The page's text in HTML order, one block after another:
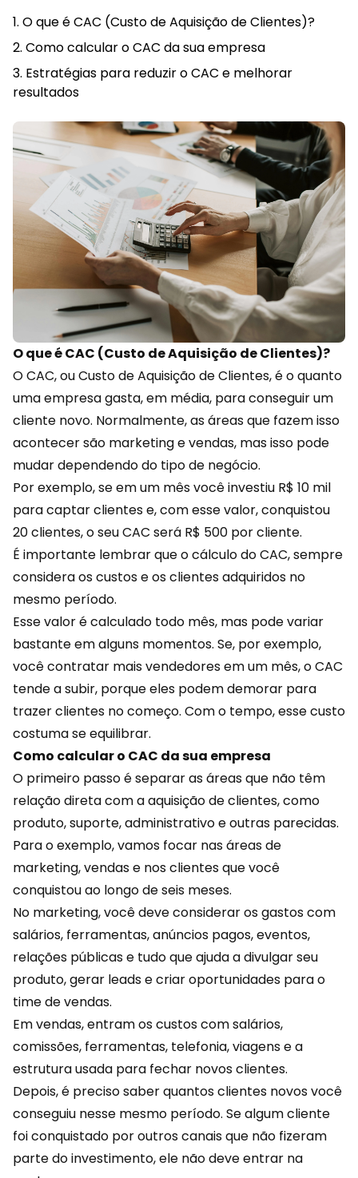
O que é CAC (Custo de Aquisição de Clientes)?
Como calcular o CAC da sua empresa
Estratégias para reduzir o CAC e melhorar
resultados
O que é CAC (Custo de Aquisição de Clientes)?
O CAC, ou Custo de Aquisição de Clientes, é o quanto
uma empresa gasta, em média, para conseguir um
cliente novo. Normalmente, as áreas que fazem isso
acontecer são marketinge vendas, mas isso pode
mudar dependendo do tipo de negócio.
Por exemplo, se em um mês você investiu R$ 10 mil
para captar clientes e, com esse valor, conquistou
20 clientes, o seu CAC será R$ 500 por cliente.
É importante lembrar que o cálculo do CAC, sempre
considera os custos e os clientes adquiridos no
mesmo período.
Esse valor é calculado todo mês, mas pode variar
bastante em alguns momentos. Se, por exemplo,
você contratar mais vendedores em um mês, o CAC
tende a subir, porque eles podem demorar para
trazer clientes no começo. Com o tempo, esse custo
costuma se equilibrar.
Como calcular o CAC da sua empresa
O primeiro passo é separar as áreas que não têm
relação direta com a aquisição de clientes, como
produto, suporte, administrativo e outras parecidas.
Para o exemplo, vamos focar nas áreas de
marketing, vendas e nos clientes que você
conquistou ao longo de seis meses.
No marketing, você deve considerar os gastos com
salários, ferramentas, anúncios pagos, eventos,
relações públicas e tudo que ajuda a divulgar seu
produto,gerar leadse criar oportunidades para o
time de vendas.
Em vendas, entram os custos com salários,
comissões, ferramentas, telefonia, viagens e a
estrutura usada para fechar novos clientes.
Depois, é preciso saber quantos clientes novos você
conseguiu nesse mesmo período. Se algum cliente
foi conquistado poroutros canaisque não fizeram
parte do investimento, ele não deve entrar na